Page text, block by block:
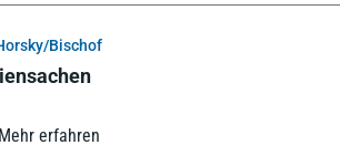
Bischof
Mehr erfahren